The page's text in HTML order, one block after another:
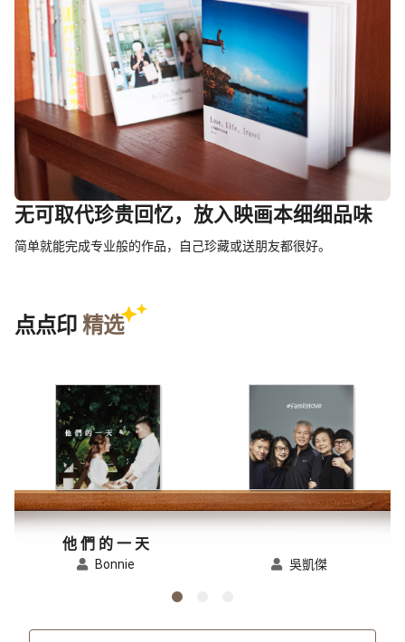
无可取代珍贵回忆，放入映画本细细品味
简单就能完成专业般的作品，自己珍藏或送朋友都很好。
点点印 精选
他 們 的 一 天
Bonnie 吳凱傑